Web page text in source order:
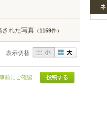
された写真 （1159件）
表示切替
前にご確認
投稿する